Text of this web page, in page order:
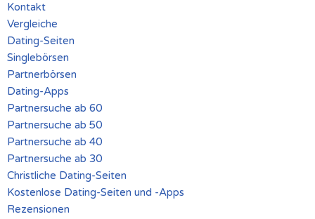
Kontakt
Vergleiche
Dating-Seiten
Singlebörsen
Partnerbörsen
Dating-Apps
Partnersuche ab 60
Partnersuche ab 50
Partnersuche ab 40
Partnersuche ab 30
Christliche Dating-Seiten
Kostenlose Dating-Seiten und -Apps
Rezensionen